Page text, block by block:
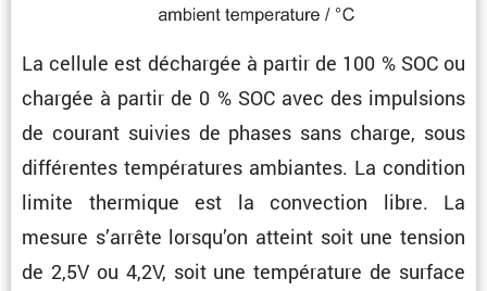
La cellule est déchargée à partir de 100 % SOC ou
chargée à partir de 0 % SOC avec des impul­sions
de courant suivies de phases sans charge, sous
diffé­rentes tempé­ra­tures ambiantes. La condi­tion
limite thermique est la convec­tion libre. La
mesure s’arrête lorsqu’on atteint soit une tension
de 2,5V ou 4,2V, soit une tempé­ra­ture de surface